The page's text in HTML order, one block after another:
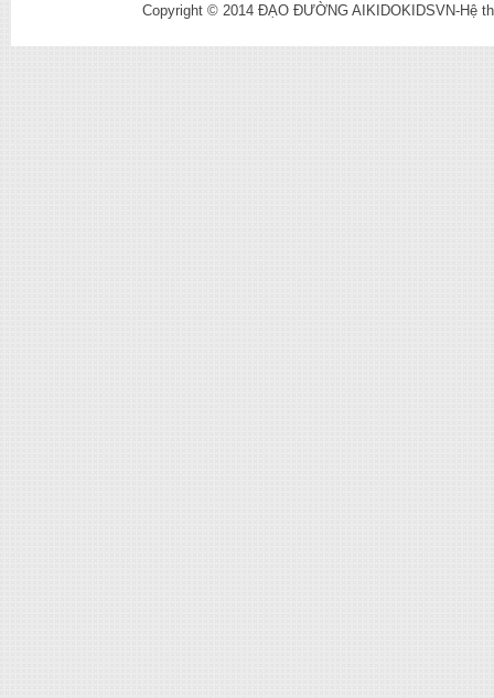
Copyright © 2014 ĐẠO ĐƯỜNG AIKIDOKIDSVN-Hệ